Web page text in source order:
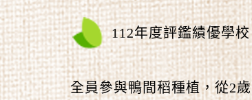
112年度評鑑績優學校
全員參與鴨間稻種植，從2